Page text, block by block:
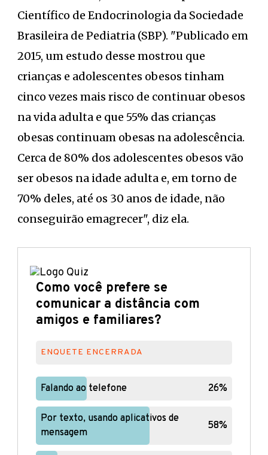
Científico de Endocrinologia da Sociedade
Brasileira de Pediatria (SBP). "Publicado em
2015, um estudo desse mostrou que
crianças e adolescentes obesos tinham
cinco vezes mais risco de continuar obesos
na vida adulta e que 55% das crianças
obesas continuam obesas na adolescência.
Cerca de 80% dos adolescentes obesos vão
ser obesos na idade adulta e, em torno de
70% deles, até os 30 anos de idade, não
conseguirão emagrecer", diz ela.
Como você prefere se
comunicar a distância com
amigos e familiares?
ENQUETE ENCERRADA
Falando ao telefone 26%
Falando ao telefone 26%
Por texto, usando aplicativos de
mensagem
58%
Por texto, usando aplicativos de
mensagem
58%